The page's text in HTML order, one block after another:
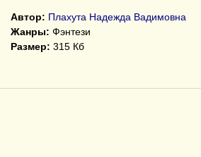
Автор: Плахута Надежда Вадимовна
Жанры: Фэнтези
Размер: 315 Кб